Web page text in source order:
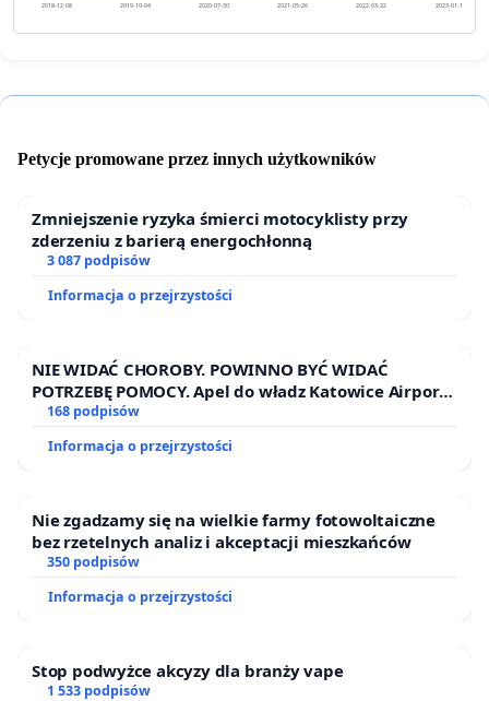
2018-12-08 2019-10-04 2020-07-30 2021-05-26 2022-03-22 2023-01-16
Petycje promowane przez innych użytkowników
Zmniejszenie ryzyka śmierci motocyklisty przy
zderzeniu z barierą energochłonną
3 087 podpisów
Informacja o przejrzystości
NIE WIDAĆ CHOROBY. POWINNO BYĆ WIDAĆ
POTRZEBĘ POMOCY. Apel do władz Katowice Airport
o przystąpienie do programu HIDDEN DISABILITIES
NIEPEŁNOSPRAWNOŚCI
168 podpisów
Informacja o przejrzystości
Nie zgadzamy się na wielkie farmy fotowoltaiczne
bez rzetelnych analiz i akceptacji mieszkańców
350 podpisów
Informacja o przejrzystości
Stop podwyżce akcyzy dla branży vape
1 533 podpisów